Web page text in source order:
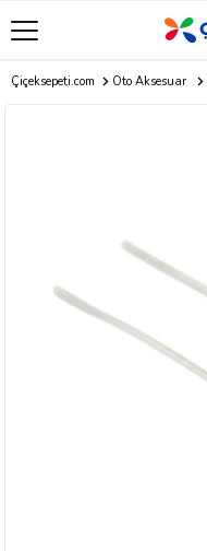
Çiçeksepeti.com Oto Aksesuar